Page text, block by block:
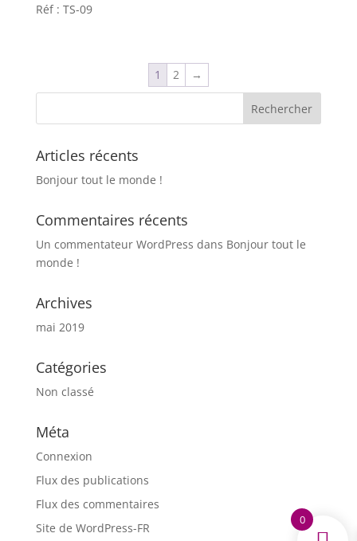
Réf : TS-09
1 2 →
Articles récents
Bonjour tout le monde !
Commentaires récents
Un commentateur WordPress dans Bonjour tout le
monde !
Archives
mai 2019
Catégories
Non classé
Méta
Connexion
Flux des publications
Flux des commentaires
Site de WordPress-FR
0